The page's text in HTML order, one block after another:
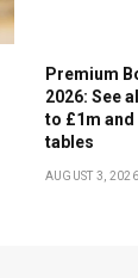
Premium
2026: See
to £1m
tables
AUGUST 3, 2026